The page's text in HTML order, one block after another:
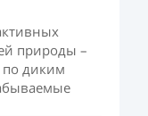
природы –
по диким